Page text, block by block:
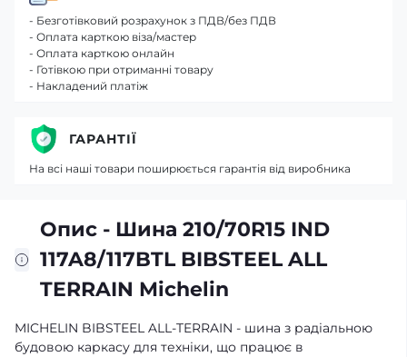
Опис - Шина 210/70R15 IND
117A8/117BTL BIBSTEEL ALL
TERRAIN Michelin
MICHELIN BIBSTEEL ALL-TERRAIN - шина з радіальною
будовою каркасу для техніки, що працює в
- Безготівковий розрахунок з ПДВ/без ПДВ
- Оплата карткою віза/мастер
- Оплата карткою онлайн
- Готівкою при отриманні товару
- Накладений платіж
ГАРАНТІЇ
На всі наші товари поширюється гарантія від виробника